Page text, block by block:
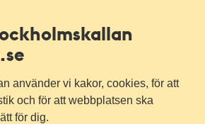
använder vi kakor, cookies, för att
och för att webbplatsen ska
för dig.